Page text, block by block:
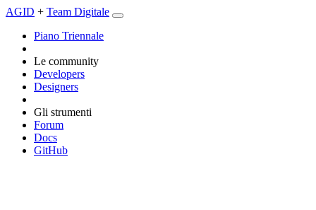
AGID + Team Digitale
Piano Triennale
Le community
Developers
Designers
Gli strumenti
Forum
Docs
GitHub